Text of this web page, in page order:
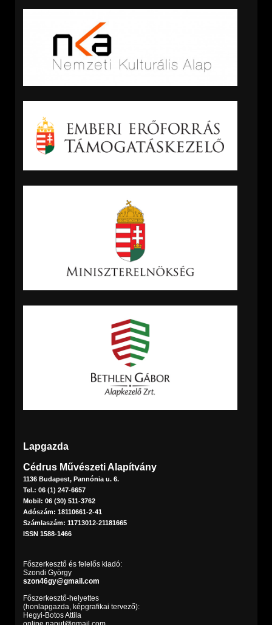
Lapgazda
Cédrus Művészeti Alapítvány
1136 Budapest, Pannónia u. 6.
Tel.: 06 (1) 247-6657
Mobil: 06 (30) 511-3762
Adószám: 18110661-2-41
Számlaszám: 11713012-21181665
ISSN 1588-1466
Főszerkesztő és felelős kiadó:
Szondi György
szon46gy@gmail.com
Főszerkesztő-helyettes
(honlapgazda, képgrafikai tervező):
Hegyi-Botos Attila